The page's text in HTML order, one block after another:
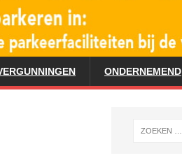
ONDERNEMEND